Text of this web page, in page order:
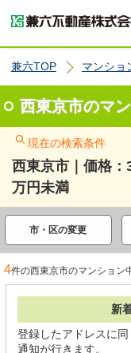
兼六TOP マンショ
西東京市のマ
現在の検索条件
西東京市｜価格
万円未満
市・区の変更
4件の西東京市のマンション
新
登録したアドレスに
通知が行きます。